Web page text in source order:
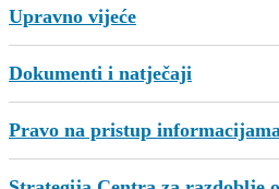
Upravno vijeće
Dokumenti i natječaji
Pravo na pristup informacijama